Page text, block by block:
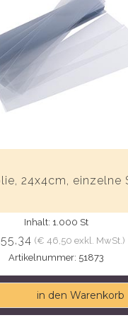
24x4cm, einzelne
Inhalt: 1.000 St
(€ 46,50 exkl. MwSt.)
Artikelnummer: 51873
in den Warenkorb